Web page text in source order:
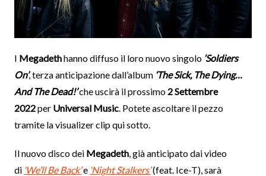
I Megadethhanno diffuso il loro nuovo singolo ‘Soldiers
On’, terza anticipazione dall’album ‘The Sick, The Dying…
And The Dead!’che uscirà il prossimo 2 Settembre
2022per Universal Music. Potete ascoltare il pezzo
tramite la visualizer clip qui sotto.
Il nuovo disco dei Megadeth, già anticipato dai video
di ‘We’ll Be Back’e ‘Night Stalkers’(feat. Ice-T), sarà